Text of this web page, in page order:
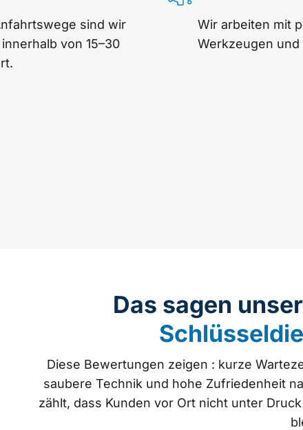
sind wir
von 15–30
Wir arbeiten mit
Werkzeugen
Das sagen
Diese Bewertungen zeigen : kurze
saubere Technik und hohe Zufriedenheit
zählt, dass Kunden vor Ort nicht unter